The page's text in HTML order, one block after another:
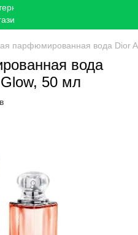
парфюмированная вода Dior
вода
50 мл